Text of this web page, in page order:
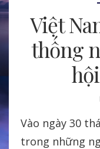
Việt
thống
Vào ngày 30
trong những